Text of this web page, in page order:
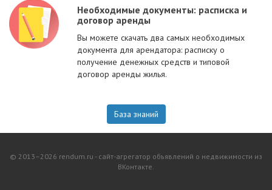
Необходимые документы: расписка и
договор аренды
Вы можете скачать два самых необходимых
документа для арендатора: расписку о
получение денежных средств и типовой
договор аренды жилья.
База знаний
© 2013–2026 rendum.ru - сайт-агрегатор объявлений о недвижимости из
ВКонтакте.